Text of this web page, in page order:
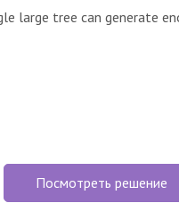
large tree can generate
Посмотреть решение